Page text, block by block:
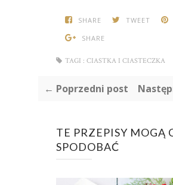
SHARE TWEET
SHARE
TAGI : CIASTKA I CIASTECZKA
← Poprzedni post
TE PRZEPISY MOGĄ
SPODOBAĆ